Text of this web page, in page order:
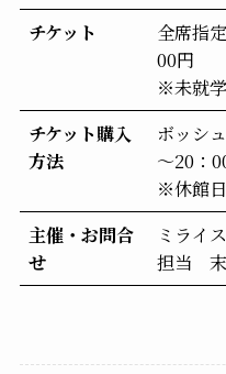
チケット
全席指
00円
※未就
チケット購入
方法
ボッシ
～20：
※休館
主催・お問合
せ
ミライ
担当 末